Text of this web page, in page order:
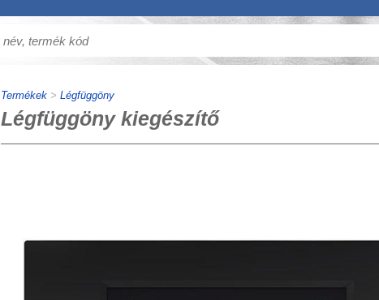
Termékek> Légfüggöny
Légfüggöny kiegészítő